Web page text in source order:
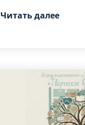
Всероссийского
Кондратьева,
бы
будущих
Пятого
Читать далее